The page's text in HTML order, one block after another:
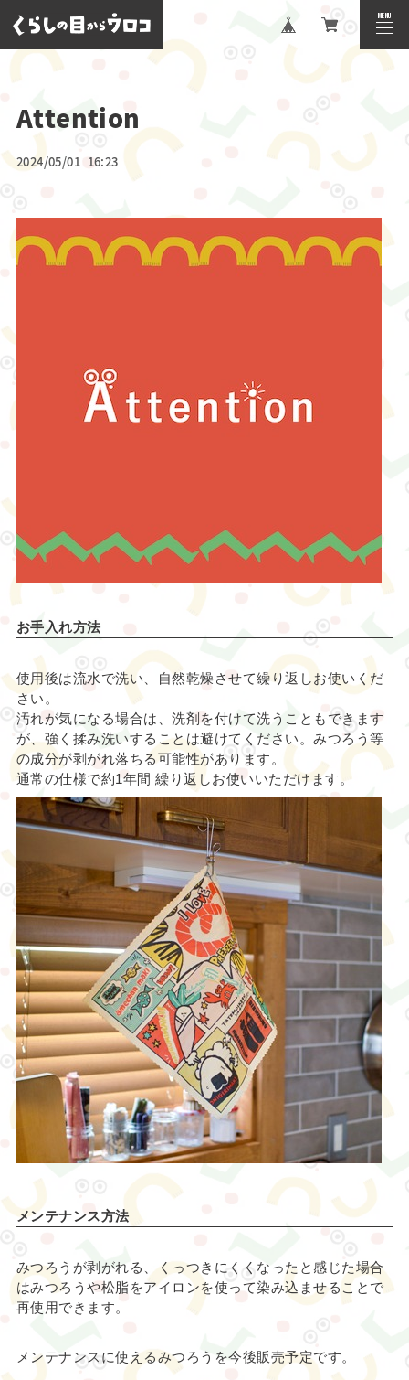
MENU
CLOSE
Attention
2024/05/01 16:23
お手入れ方法
使用後は流水で洗い、自然乾燥させて繰り返しお使いくだ
さい。
汚れが気になる場合は、洗剤を付けて洗うこともできます
が、強く揉み洗いすることは避けてください。みつろう等
の成分が剥がれ落ちる可能性があります。
通常の仕様で約1年間 繰り返しお使いいただけます。
メンテナンス方法
みつろうが剥がれる、くっつきにくくなったと感じた場合
はみつろうや松脂をアイロンを使って染み込ませることで
再使用できます。
メンテナンスに使えるみつろうを今後販売予定です。